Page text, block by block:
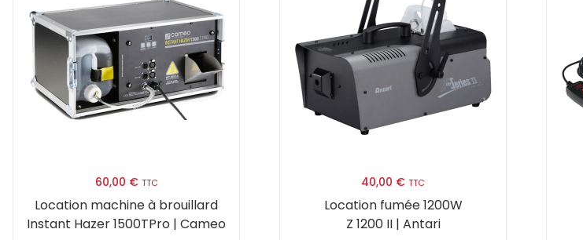
60,00 € TTC
Location machine à brouillard
Instant Hazer 1500TPro | Cameo
40,00 € TTC
Location fumée 1200W
Z 1200 II | Antari